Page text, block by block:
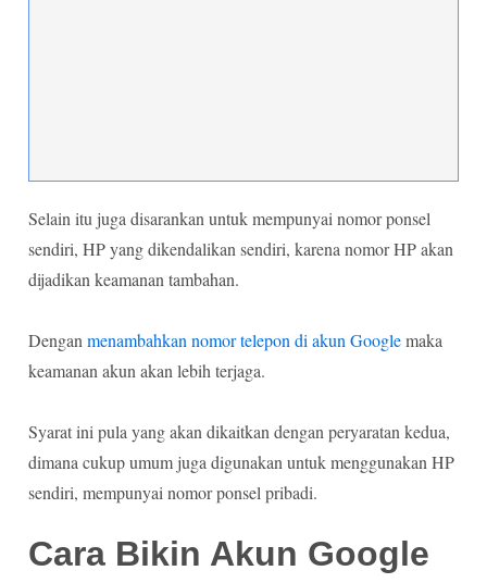
Selain itu juga disarankan untuk mempunyai nomor ponsel
sendiri, HP yang dikendalikan sendiri, karena nomor HP akan
dijadikan keamanan tambahan.
Denganmenambahkan nomor telepon di akun Googlemaka
keamanan akun akan lebih terjaga.
Syarat ini pula yang akan dikaitkan dengan peryaratan kedua,
dimana cukup umum juga digunakan untuk menggunakan HP
sendiri, mempunyai nomor ponsel pribadi.
Cara Bikin Akun Google